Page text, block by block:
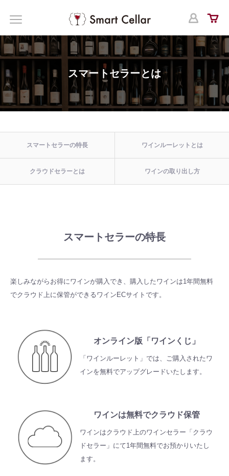
ロ
スマートセラーとは
スマートセラーの特長 ワインルーレットとは
クラウドセラーとは ワインの取り出し方
スマートセラーの特長
楽しみながらお得にワインが購入でき、購入したワインは1年間無料
でクラウド上に保管ができるワインECサイトです。
オンライン版「ワインくじ」
「ワインルーレット」では、ご購入されたワ
インを無料でアップグレードいたします。
ワインは無料でクラウド保管
ワインはクラウド上のワインセラー「クラウ
ドセラー」にて1年間無料でお預かりいたし
ます。